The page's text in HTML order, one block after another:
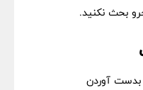
بحث نکنید.
بدست آوردن